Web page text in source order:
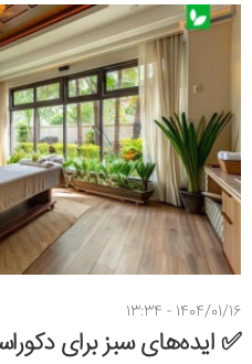
1404/01/16 - 13:34
✅ ایده‌های سبز برای